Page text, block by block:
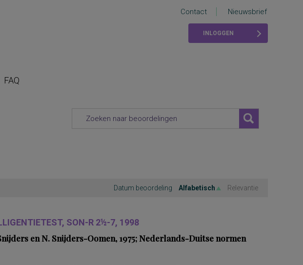
Contact Nieuwsbrief
INLOGGEN
FAQ
Datum beoordeling Alfabetisch Relevantie
SON-R 2½-7, 1998
en N. Snijders-Oomen, 1975; Nederlands-Duitse normen